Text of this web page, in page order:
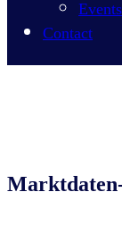
Contact